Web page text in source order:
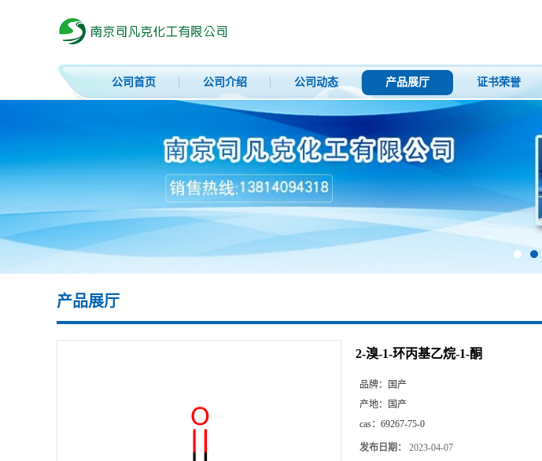
公司首页 公司介绍 公司动态 产品展厅 证书荣誉
产品展厅
2-溴-1-环丙基乙烷-1-酮
品牌：
国产
产地：
国产
cas： 69267-75-0
发布日期： 2023-04-07